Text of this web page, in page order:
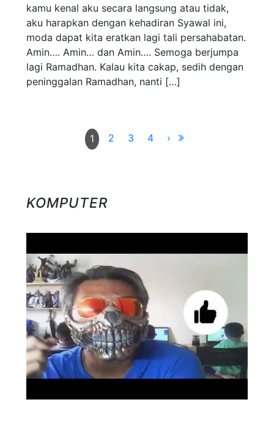
kamu kenal aku secara langsung atau tidak,
aku harapkan dengan kehadiran Syawal ini,
moda dapat kita eratkan lagi tali persahabatan.
Amin…. Amin… dan Amin…. Semoga berjumpa
lagi Ramadhan. Kalau kita cakap, sedih dengan
peninggalan Ramadhan, nanti […]
1 2 3 4 ›
KOMPUTER